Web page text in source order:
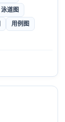
泳道图
用例图